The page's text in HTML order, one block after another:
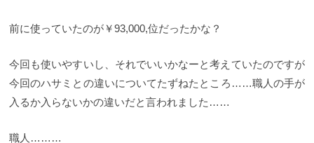
前に使っていたのが￥93,000,位だったかな？
今回も使いやすいし、それでいいかなーと考えていたのですが
今回のハサミとの違いについてたずねたところ……職人の手が
入るか入らないかの違いだと言われました……
職人………